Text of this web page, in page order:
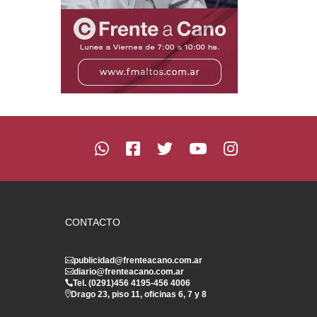
CONTACTO
publicidad@frenteacano.com.ar
diario@frenteacano.com.ar
Tel. (0291)456 4195-456 4006
Drago 23, piso 11, oficinas 6, 7 y 8